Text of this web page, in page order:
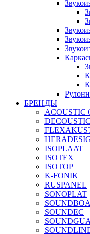
БРЕНДЫ
ACOUSTIC
DECOUSTIC
ISOPLAAT
ISOTEX
ISOTOP
K-FONIK
RUSPANEL
SONOPLAT
SOUNDEC